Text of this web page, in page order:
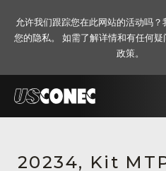
解决方案
20234, Kit
允许我们跟踪您在此网站的活动吗
您的隐私。 如需了解详情和有任何
政策。